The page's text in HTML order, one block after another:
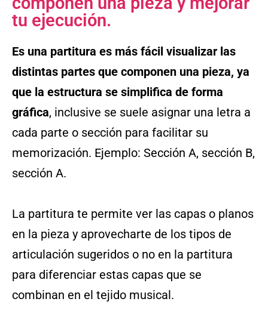
tu ejecución.
Es una partitura es más fácil visualizar las
distintas partes que componen una pieza, ya
que la estructura se simplifica de forma
gráfica, inclusive se suele asignar una letra a
cada parte o sección para facilitar su
memorización. Ejemplo: Sección A, sección B,
sección A.
La partitura te permite ver las capas o planos
en la pieza y aprovecharte de los tipos de
articulación sugeridos o no en la partitura
para diferenciar estas capas que se
combinan en el tejido musical.